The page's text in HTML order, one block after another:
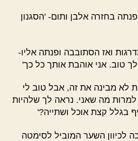
בחזרה אלבן ותום- 'הסגנון
ואז הסתובבה ופנתה אליו-
טוב. אני אוהבת אותך כל כך'
לא מבינה את זה, אבל טוב לי
למרות מה שאני. נראה לך שלהיות
בגלל קצת אוכל ושתייה?'
לכיוון השער המוביל לסימטה